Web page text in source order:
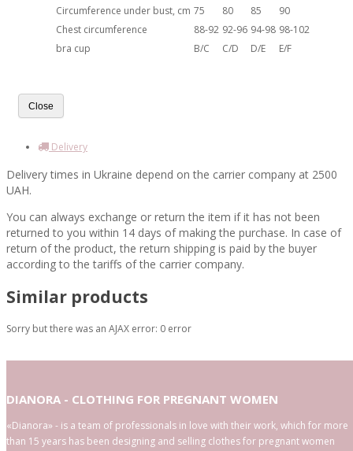
Circumference under bust, cm 75 80 85
90
Chest circumference
88-92 92-96 94-98 98-102
bra cup
B/C C/D D/E E/F
Close
Delivery
Delivery times in Ukraine depend on the carrier company at 2500
UAH.
You can always exchange or return the item if it has not been
returned to you within 14 days of making the purchase. In case of
return of the product, the return shipping is paid by the buyer
according to the tariffs of the carrier company.
Similar products
Sorry but there was an AJAX error: 0 error
DIANORA - CLOTHING FOR PREGNANT WOMEN
«Dianora» - is a team of professionals in love with their work, which for more
than 15 years has been designing and selling clothes for pregnant women